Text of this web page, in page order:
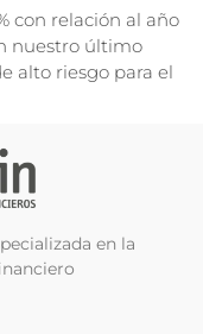
con relación al año
nuestro último
alto riesgo para el
en la